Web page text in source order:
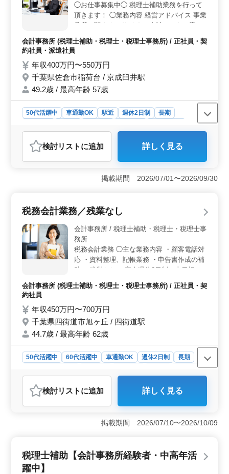
9:00〜16:00で、休憩時間は60分です。残業はなく、ワー
クライフバランスを重視した働き方ができます。
◯お仕事募集中◯ 税理士補助業務を行って
頂きます！ ◯業務内容 経営アドバイス 事業
承継に関するアドバイス 会計ソフトの導入
相談業務 相続対策～相続税申告業務 等 ◯備
考 完全週休2日制 駅徒歩圏内 車通勤可能 年
間休日120日 ベテラン経験者歓迎 年齢では
なくベテラン経験者を求めてます！ 皆様の
ご応募お待ちしております！
会計事務所 (税理士補助・税理士・税理士事務所) / 正社員・契
約社員・派遣社員
年収400万円〜550万円
千葉県佐倉市稲荷台 / 京成臼井駅
49.2歳 / 最高年齢 57歳
50代活躍中 車通勤OK 駅近 週休2日制
長期
おすすめポイント
＜経験者歓迎＞ 会計事務所経験が5年以上必要です。年
齢ではなく、ベテランの経験者を重視しています。比較
的小規模な環境で働けるため、自らの経験を活かして専
門性を高めたい方に適しています。 ＜多彩な業務
ます。 ＜働きやすい環境＞ 年間休日120日で完全週
円から550万円です。通勤手当は実費支給。雇用・労災・
健康・厚生の福利厚生が整っています。
検討リスト に追加 詳しく見る
掲載期間 2026/07/01〜2026/09/30
税務会計業務／残業なし
会計事務所 / 税理士補助・税理士・税理士事
務所
税務会計業務 ◯主な業務内容 ・顧客電話対
応 ・資料整理、記帳業務 ・申告書作成の補
助 ＊残業なし ＊完全週休2日制（土日祝休
（上限なし） ＊賞与あり 会計事務所での勤
てきたスキルや知識を存分に活かせます。
会計事務所 (税理士補助・税理士・税理士事務所) / 正社員・契
約社員
年収450万円〜700万円
千葉県四街道市旭ヶ丘 / 四街道駅
44.7歳 / 最高年齢 62歳
50代活躍中 60代活躍中 車通勤OK 週休2日制
長期
契約社員
おすすめポイント
＜経験を活かせる税務会計業務＞ 顧客対応や資料整
理、記帳業務、申告書作成補助を担当します。会計事務
所での経験を活かし、即戦力として活躍できます。
です。完全週休2日制（土日祝休み）・年間休日120日
で、十分な休みを取りながらプライベートとも両立しや
検討リスト に追加 詳しく見る
掲載期間 2026/07/10〜2026/10/09
税理士補助【会計事務所経験者・中高年活
躍中】